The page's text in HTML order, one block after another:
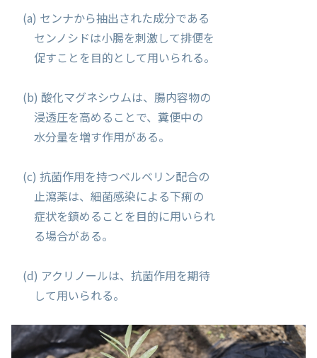
(a) センナから抽出された成分である
センノシドは小腸を刺激して排便を
促すことを目的として用いられる。
(b) 酸化マグネシウムは、腸内容物の
浸透圧を高めることで、糞便中の
水分量を増す作用がある。
(c) 抗菌作用を持つベルベリン配合の
止瀉薬は、細菌感染による下痢の
症状を鎮めることを目的に用いられ
る場合がある。
(d) アクリノールは、抗菌作用を期待
して用いられる。